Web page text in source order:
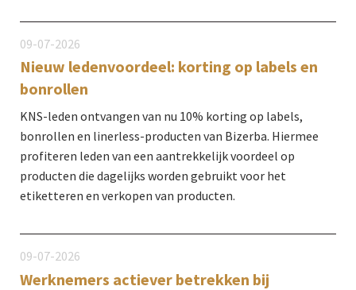
09-07-2026
Nieuw ledenvoordeel: korting op labels en
bonrollen
KNS-leden ontvangen van nu 10% korting op labels,
bonrollen en linerless-producten van Bizerba. Hiermee
profiteren leden van een aantrekkelijk voordeel op
producten die dagelijks worden gebruikt voor het
etiketteren en verkopen van producten.
09-07-2026
Werknemers actiever betrekken bij